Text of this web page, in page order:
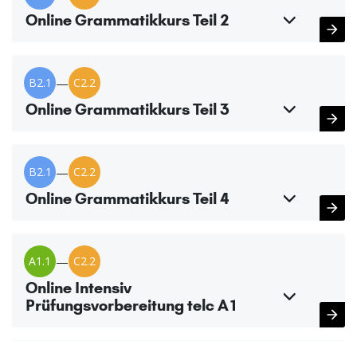
Online Grammatikkurs Teil 2
B2.1 — C2.2
Online Grammatikkurs Teil 3
B2.1 — C2.2
Online Grammatikkurs Teil 4
A1.1 — C2.2
Online Intensiv
Prüfungsvorbereitung telc A1